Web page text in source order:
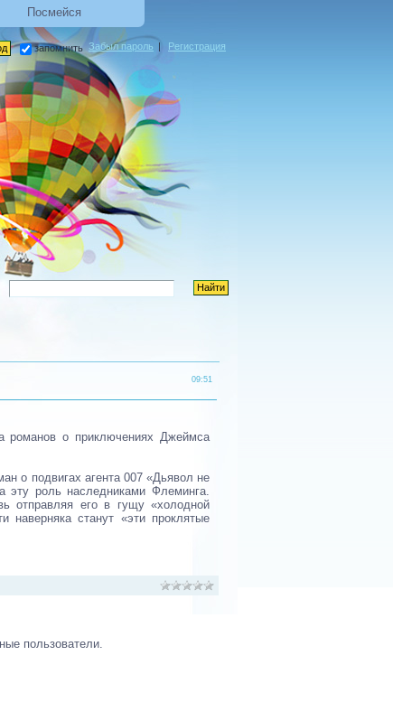
Посмейся
запомнить Забыл пароль | Регистрация
09:51
романов о приключениях Джеймса
о подвигах агента 007 «Дьявол не
эту роль наследниками Флеминга.
отправляя его в гущу «холодной
наверняка станут «эти проклятые
пользователи.